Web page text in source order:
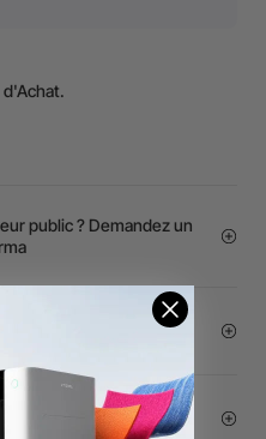
public ? Demandez un
Expert 1 à 1